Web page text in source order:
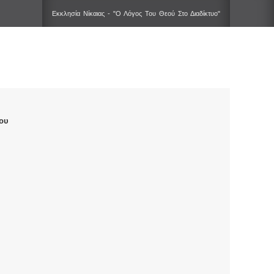
Εκκλησία Νίκαιας - "Ο Λόγος Του Θεού Στο Διαδίκτυο"